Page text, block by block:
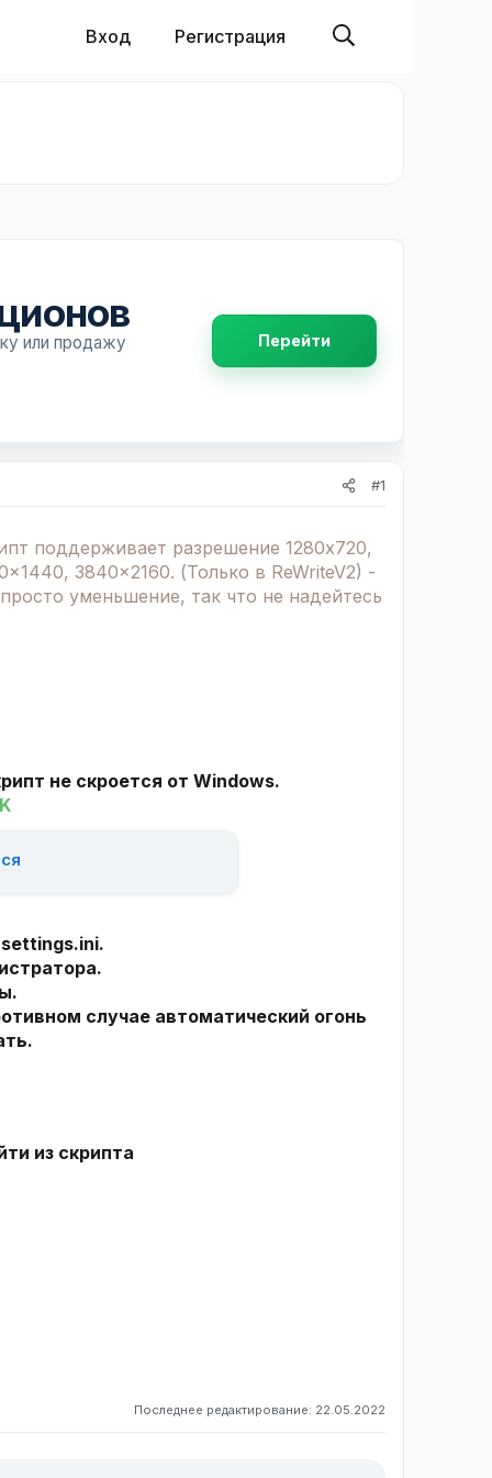
Вход Регистрация
или продажу Перейти
#1
поддерживает разрешение 1280x720,
3840x2160. (Только в ReWriteV2) -
уменьшение, так что не надейтесь
не скроется от Windows.
случае автоматический огонь
из скрипта
Последнее редактирование: 22.05.2022